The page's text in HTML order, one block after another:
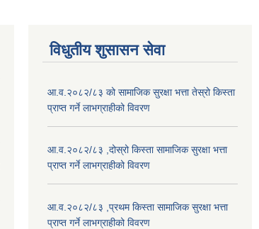
विधुतीय शुसासन सेवा
आ.व.२०८२/८३ को सामाजिक सुरक्षा भत्ता तेस्रो किस्ता
प्राप्त गर्ने लाभग्राहीको विवरण
आ.व.२०८२/८३ ,दोस्रो किस्ता सामाजिक सुरक्षा भत्ता
प्राप्त गर्ने लाभग्राहीको विवरण
आ.व.२०८२/८३ ,प्रथम किस्ता सामाजिक सुरक्षा भत्ता
प्राप्त गर्ने लाभग्राहीको विवरण